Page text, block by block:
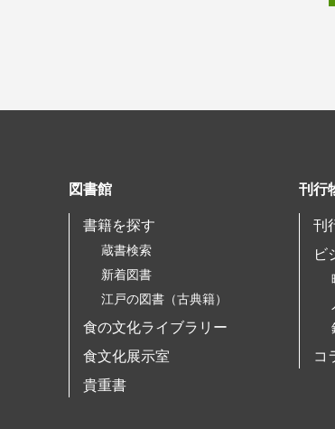
図書館
書籍を探す
蔵書検索
新着図書
江戸の図書（古典籍）
食の文化ライブラリー
食文化展示室
貴重書
刊行
刊
ビ
コ